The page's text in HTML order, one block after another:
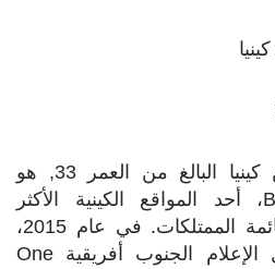
بوجارا، رجل أعمال من كينيا البالغ من العمر 33, هو
، أحد المواقع الكينية الأكثر
شعبية في كينيا لجمع قائمة الممتلكات. في عام 2015،
الجنوب أفريقية One